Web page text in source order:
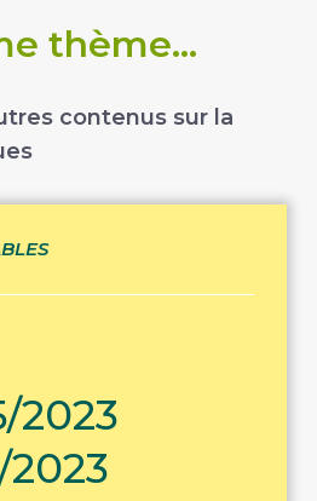
thème...
contenus sur la
2023
2023